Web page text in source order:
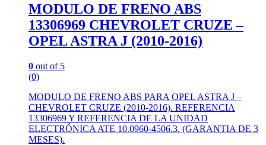
MODULO DE FRENO ABS
13306969 CHEVROLET CRUZE –
OPEL ASTRA J (2010-2016)
0 out of 5
(0)
MODULO DE FRENO ABS PARA OPEL ASTRA J –
CHEVROLET CRUZE (2010-2016). REFERENCIA
13306969 Y REFERENCIA DE LA UNIDAD
ELECTRÓNICA ATE 10.0960-4506.3. (GARANTIA DE 3
MESES).